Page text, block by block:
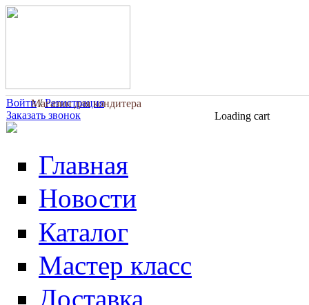
Перейти к основному содержанию
Магазин для кондитера
Войти/Регистрация
Заказать звонок
Loading cart
Главная
Новости
Каталог
Мастер класс
Доставка